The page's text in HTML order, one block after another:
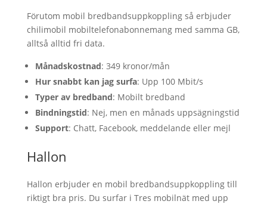
Förutom mobil bredbandsuppkoppling så erbjuder
chilimobil mobiltelefonabonnemang med samma GB,
alltså alltid fri data.
Månadskostnad: 349 kronor/mån
Hur snabbt kan jag surfa: Upp 100 Mbit/s
Typer av bredband: Mobilt bredband
Bindningstid: Nej, men en månads uppsägningstid
Support: Chatt, Facebook, meddelande eller mejl
Hallon
Hallon erbjuder en mobil bredbandsuppkoppling till
riktigt bra pris. Du surfar i Tres mobilnät med upp